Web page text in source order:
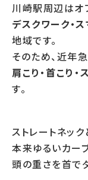
川崎駅周辺はオ
デスクワーク・
地域です。
そのため、近年
肩こり・首こり・
す。
ストレートネック
本来ゆるいカー
頭の重さを首で